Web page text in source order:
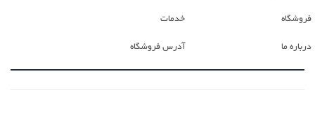
فروشگاه
درباره ما
خدمات
آدرس فروشگاه